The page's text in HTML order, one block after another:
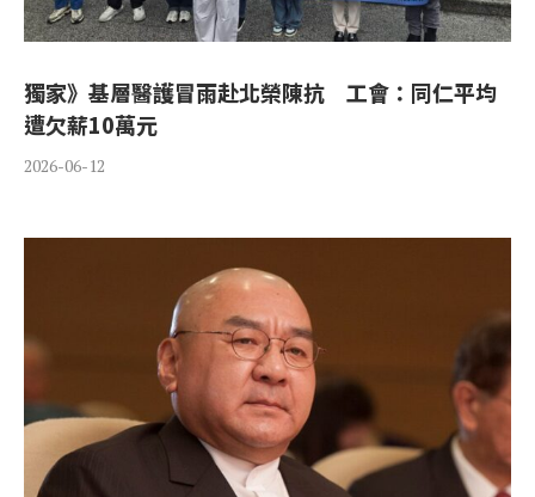
獨家》基層醫護冒雨赴北榮陳抗 工會：同仁平均
遭欠薪10萬元
2026-06-12